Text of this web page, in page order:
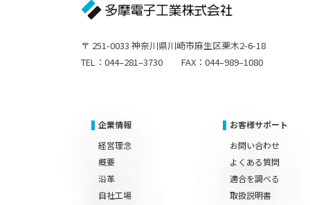
〒 251-0033 神奈川県川崎市麻生区栗木2-6-18
TEL：044–281–3730 FAX：044–989–1080
企業情報
経営理念
概要
沿革
自社工場
お客様サポート
お問い合わせ
よくある質問
適合を調べる
取扱説明書